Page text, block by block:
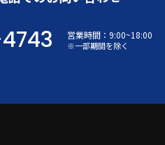
営業時間： 9:00~18:00
※一部期間を除く